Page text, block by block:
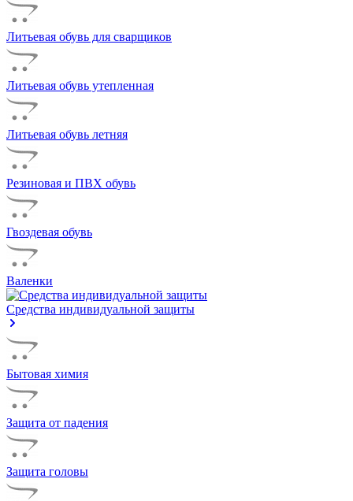
Литьевая обувь для сварщиков
Литьевая обувь утепленная
Литьевая обувь летняя
Резиновая и ПВХ обувь
Гвоздевая обувь
Валенки
Средства индивидуальной защиты
Бытовая химия
Защита от падения
Защита головы